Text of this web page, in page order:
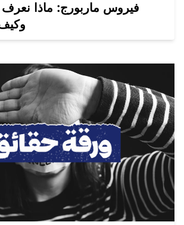
فيروس ماربورج: ماذا نعرف